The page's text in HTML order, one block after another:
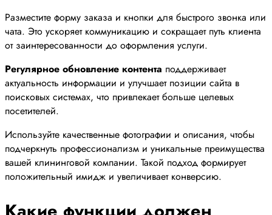
Разместите форму заказа и кнопки для быстрого звонка или
чата. Это ускоряет коммуникацию и сокращает путь клиента
от заинтересованности до оформления услуги.
Регулярное обновление контента поддерживает
актуальность информации и улучшает позиции сайта в
поисковых системах, что привлекает больше целевых
посетителей.
Используйте качественные фотографии и описания, чтобы
подчеркнуть профессионализм и уникальные преимущества
вашей клининговой компании. Такой подход формирует
положительный имидж и увеличивает конверсию.